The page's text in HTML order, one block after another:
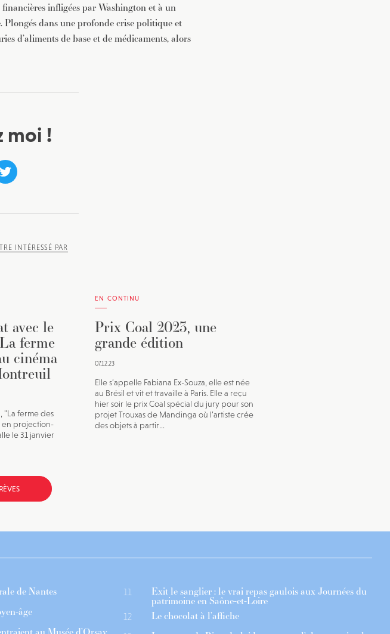
infligées par Washington et à un
Plongés dans une profonde crise politique et
d’aliments de base et de médicaments, alors
moi !
INTÉRESSÉ PAR
avec le
ferme
cinéma
"La ferme des
en projection-
le 31 janvier
EN CONTINU
Prix Coal 2023, une
grande édition
07.12.23
Elle s’appelle Fabiana Ex-Souza, elle est née
au Brésil et vit et travaille à Paris. Elle a reçu
hier soir le prix Coal spécial du jury pour son
projet Trouxas de Mandinga où l’artiste crée
des objets à partir...
de Nantes
âge
11 Exit le sanglier : le vrai repas gaulois aux Journées du
patrimoine en Saône-et-Loire
12 Le chocolat à l’affiche